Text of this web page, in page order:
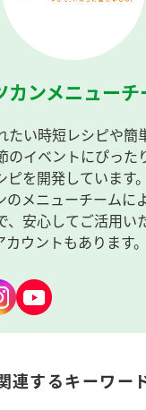
カンメニューチ
たい時短レシピや簡
のイベントにぴった
を開発しています。
のメニューチームに
、安心してご活用い
ウントもあります。
連するキーワー